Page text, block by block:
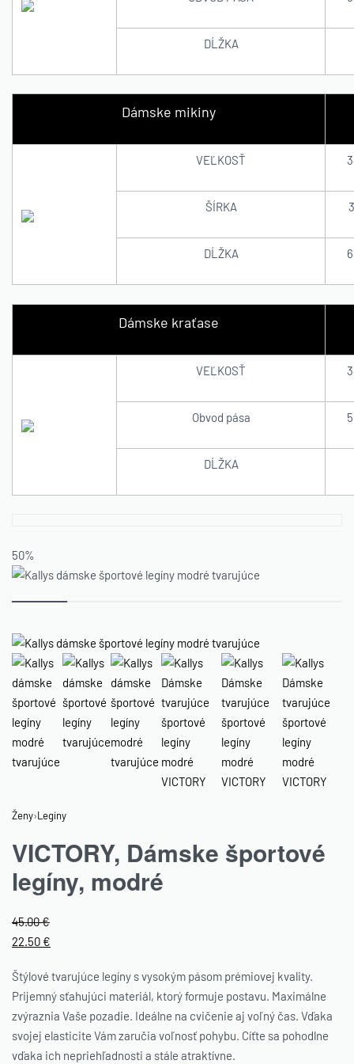
DĹŽKA
Dámske mikiny
VEĽKOSŤ
ŠÍRKA
DĹŽKA
Dámske kraťase
VEĽKOSŤ
Obvod pása
DĹŽKA
50%
Ženy›Legíny
VICTORY, Dámske športové
legíny, modré
45.00€
22.50 €
Štýlové tvarujúce legíny s vysokým pásom prémiovej kvality.
Prijemný sťahujúci materiál, ktorý formuje postavu. Maximálne
zvýraznia Vaše pozadie. Ideálne na cvičenie aj voľný čas. Vďaka
svojej elasticite Vám zaručia voľnosť pohybu. Cíťte sa pohodlne
vďaka ich nepriehľadnosti a stále atraktívne.